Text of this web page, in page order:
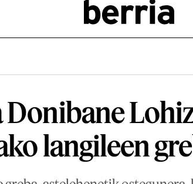
Donibane
langileen